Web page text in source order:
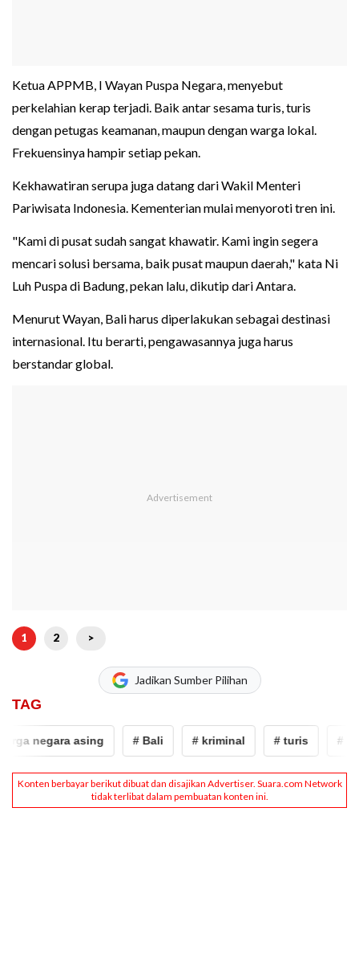
Ketua APPMB, I Wayan Puspa Negara, menyebut
perkelahian kerap terjadi. Baik antar sesama turis, turis
dengan petugas keamanan, maupun dengan warga lokal.
Frekuensinya hampir setiap pekan.
Kekhawatiran serupa juga datang dari Wakil Menteri
Pariwisata Indonesia. Kementerian mulai menyoroti tren ini.
"Kami di pusat sudah sangat khawatir. Kami ingin segera
mencari solusi bersama, baik pusat maupun daerah," kata Ni
Luh Puspa di Badung, pekan lalu, dikutip dari Antara.
Menurut Wayan, Bali harus diperlakukan sebagai destinasi
internasional. Itu berarti, pengawasannya juga harus
berstandar global.
1 2 >
Jadikan Sumber Pilihan
TAG
negara asing # Bali # kriminal # turis #